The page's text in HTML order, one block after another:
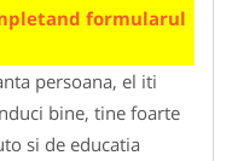
formularul
persoana, el iti
bine, tine foarte
si de educatia